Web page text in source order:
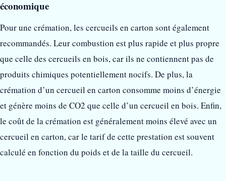
économique
Pour une crémation, les cercueils en carton sont également
recommandés. Leur combustion est plus rapide et plus propre
que celle des cercueils en bois, car ils ne contiennent pas de
produits chimiques potentiellement nocifs. De plus, la
crémation d’un cercueil en carton consomme moins d’énergie
et génère moins de CO2 que celle d’un cercueil en bois. Enfin,
le coût de la crémation est généralement moins élevé avec un
cercueil en carton, car le tarif de cette prestation est souvent
calculé en fonction du poids et de la taille du cercueil.